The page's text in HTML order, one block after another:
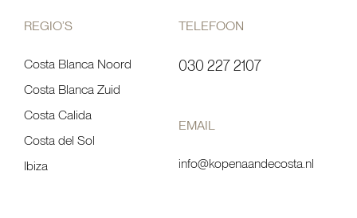
REGIO’S
Costa Blanca Noord
Costa Blanca Zuid
Costa Calida
Costa del Sol
Ibiza
TELEFOON
030 227 2107
EMAIL
info@kopenaandecosta.nl